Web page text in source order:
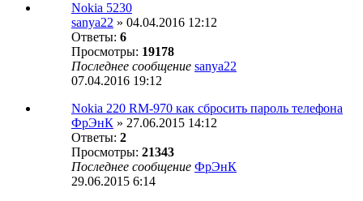
Nokia 5230
sanya22 » 04.04.2016 12:12
Ответы: 6
Просмотры: 19178
Последнее сообщение sanya22
07.04.2016 19:12
Nokia 220 RM-970 как сбросить пароль телефона
ФрЭнК » 27.06.2015 14:12
Ответы: 2
Просмотры: 21343
Последнее сообщение ФрЭнК
29.06.2015 6:14